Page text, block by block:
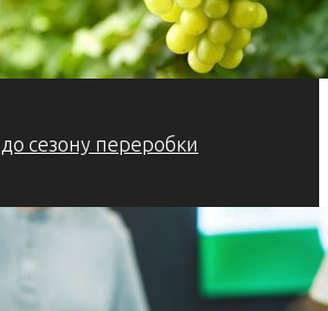
до сезону переробки